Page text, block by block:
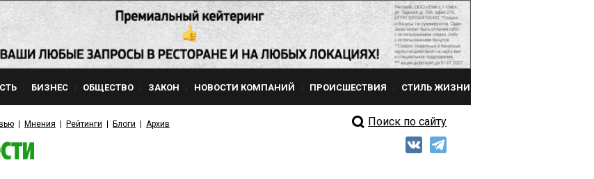
БИЗНЕС ОБЩЕСТВО ЗАКОН НОВОСТИ КОМПАНИЙ ПРОИСШЕСТВИЯ СТИЛЬ ЖИЗНИ
Мнения Рейтинги Блоги Архив Поиск по сайту